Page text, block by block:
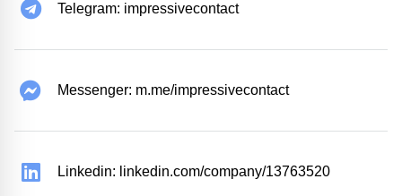
Telegram: impressivecontact
Messenger: m.me/impressivecontact
Linkedin: linkedin.com/company/13763520